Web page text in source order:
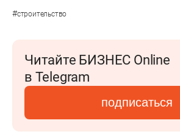
#строительство
Читайте БИЗНЕС Online
в Telegram
подписаться